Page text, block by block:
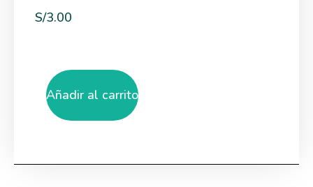
S/3.00
Añadir al carrito